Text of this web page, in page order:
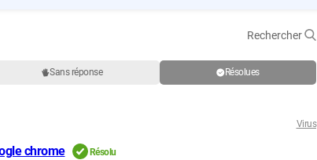
Rechercher
Sans réponse Résolues
Virus
chrome
Résolu